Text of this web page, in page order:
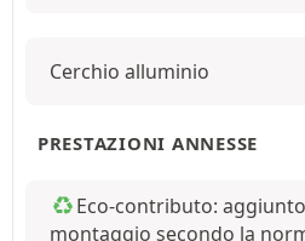
Cerchio alluminio
PRESTAZIONI ANNESSE
Eco-contributo:
montaggio secondo la